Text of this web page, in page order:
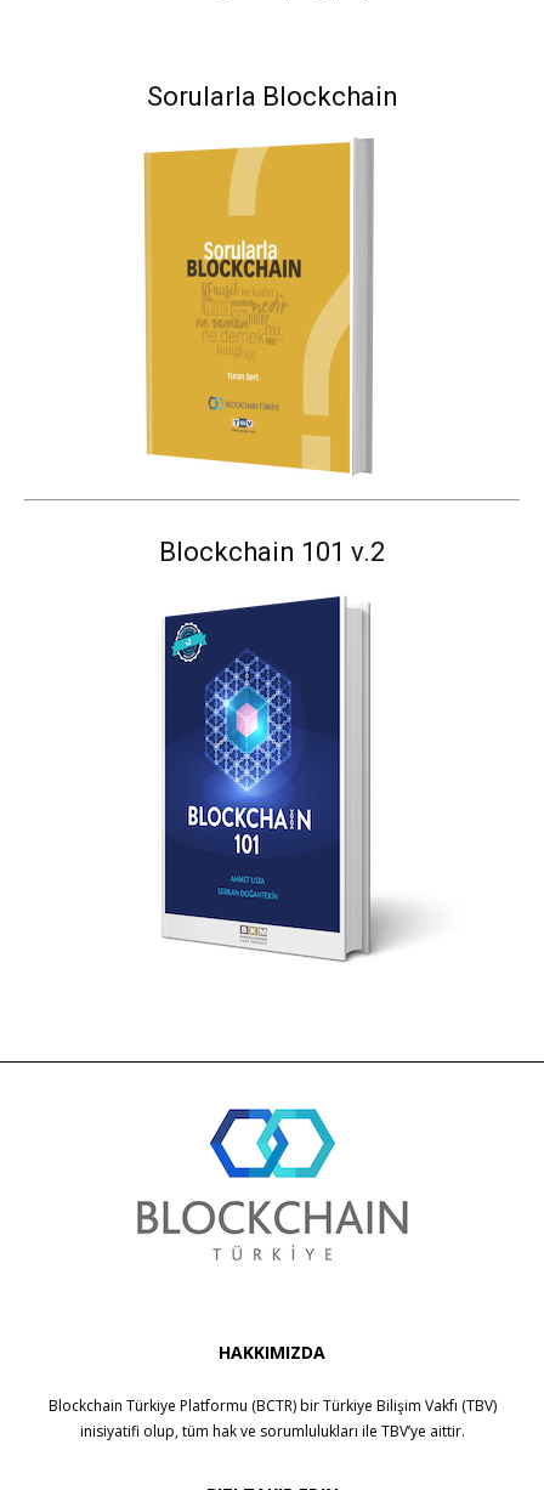
Sorularla Blockchain
Blockchain 101 v.2
HAKKIMIZDA
Blockchain Türkiye Platformu (BCTR) birTürkiye Bilişim Vakfı (TBV)
inisiyatifi olup, tüm hak ve sorumlulukları ile TBV’ye aittir.